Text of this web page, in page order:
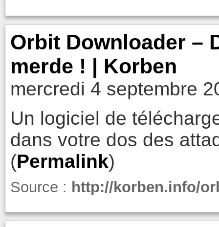
Orbit Downloader –
merde ! | Korben
mercredi 4 septembre
Un logiciel de
dans votre dos des
(Permalink)
Source : http://korben.info/